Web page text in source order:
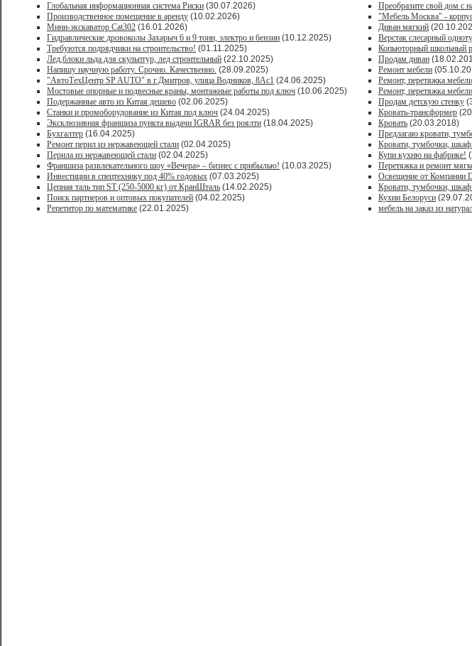
Глобальная информационная система Риски (30.07.2026)
Производственное помещение в аренду (10.02.2026)
Мини-экскаватор Cat302 (16.01.2026)
Гидравлические дровоколы Захарыч 6 и 9 тонн, электро и бензин (10.12.2025)
Требуются подрядчики на строительство! (01.11.2025)
Лед,блоки льда для скульптур, лед строительный (22.10.2025)
Напишу научную работу. Срочно. Качественно. (28.09.2025)
"АвтоТехЦентр SP AUTO" в г.Дмитров, улица Водников, 8Ас1 (24.06.2025)
Мостовые опорные и подвесные краны, монтажные работы под ключ (10.06.2025)
Подержанные авто из Китая дешево (02.06.2025)
Станки и промоборудование из Китая под ключ (24.04.2025)
Эксклюзивная франшиза пункта выдачи IGRAR без роялти (18.04.2025)
Бухгалтер (16.04.2025)
Ремонт перил из нержавеющей стали (02.04.2025)
Перила из нержавеющей стали (02.04.2025)
Франшиза развлекательного шоу «Вечера» – бизнес с прибылью! (10.03.2025)
Инвестиции в спецтехнику под 40% годовых (07.03.2025)
Цепная таль тип ST (250-5000 кг) от КранШталь (14.02.2025)
Поиск партнеров и оптовых покупателей (04.02.2025)
Репетитор по математике (22.01.2025)
Преобразите свой дом с
"Мебель Москва" -
Диван мягкий
Верстак слесарный
Копьюторный школьный
Продам диван
Ремонт мебели
Ремонт, перетяжка мебели
Ремонт, перетяжка мебели
Продам детскую стенку
Кровать-трансформер
Кровать (20.03.2018)
Предлагаю кровати,
Кровати, тумбочки,
Купи кухню на фабрике!
Перетяжка и ремонт
Освещение от Компании
Кровати, тумбочки,
Кухни Белоруси
мебель на заказ из